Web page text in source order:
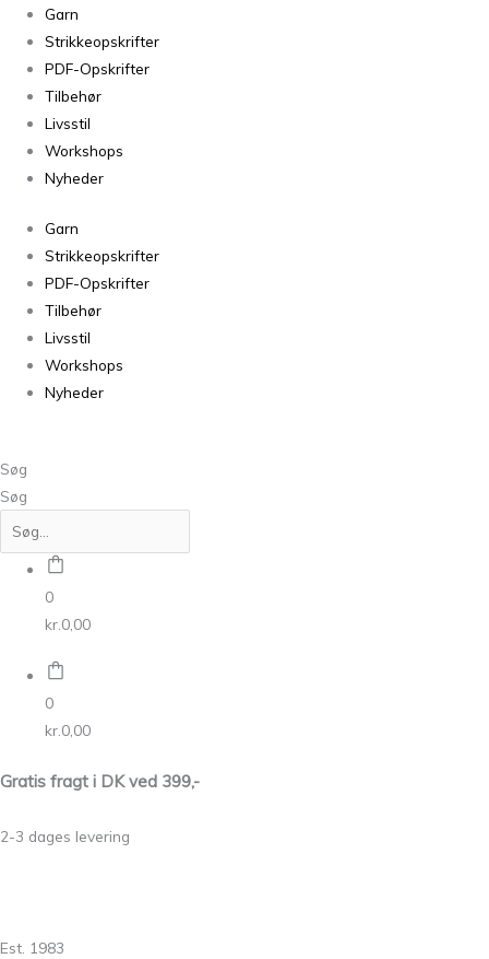
Garn
Strikkeopskrifter
PDF-Opskrifter
Tilbehør
Livsstil
Workshops
Nyheder
Garn
Strikkeopskrifter
PDF-Opskrifter
Tilbehør
Livsstil
Workshops
Nyheder
Søg
Søg
0
kr. 0,00
0
kr. 0,00
Gratis fragt i DK ved 399,-
2-3 dages levering
Est. 1983
Roulade
Yndlings
Stribede
Tørklæde
antal